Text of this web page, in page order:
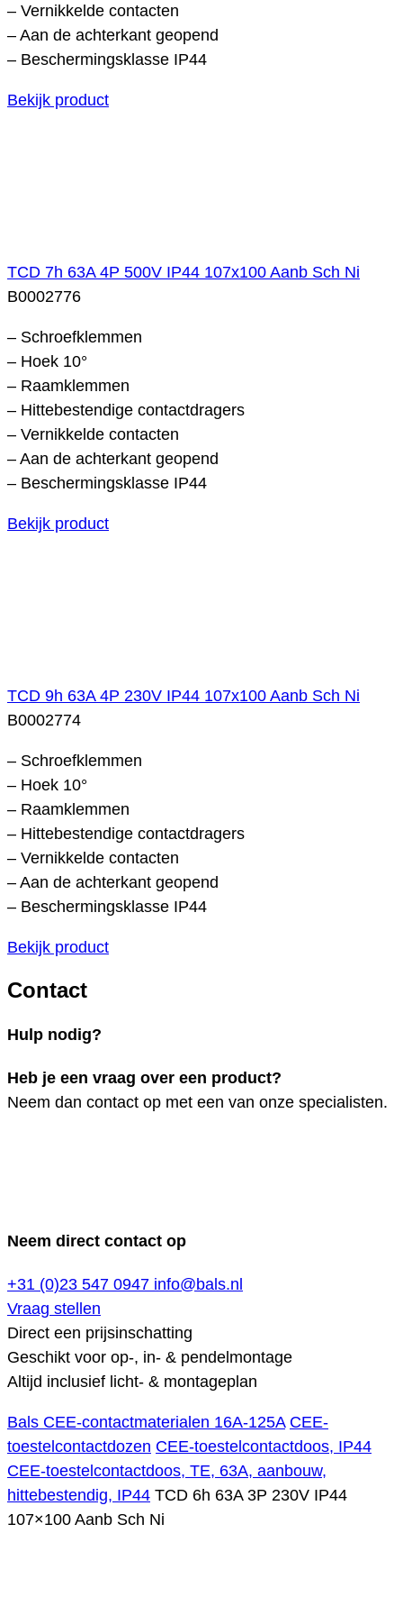
– Vernikkelde contacten
– Aan de achterkant geopend
– Beschermingsklasse IP44
Bekijk product
TCD 7h 63A 4P 500V IP44 107x100 Aanb Sch Ni
B0002776
– Schroefklemmen
– Hoek 10°
– Raamklemmen
– Hittebestendige contactdragers
– Vernikkelde contacten
– Aan de achterkant geopend
– Beschermingsklasse IP44
Bekijk product
TCD 9h 63A 4P 230V IP44 107x100 Aanb Sch Ni
B0002774
– Schroefklemmen
– Hoek 10°
– Raamklemmen
– Hittebestendige contactdragers
– Vernikkelde contacten
– Aan de achterkant geopend
– Beschermingsklasse IP44
Bekijk product
Contact
Hulp nodig?
Heb je een vraag over een product?
Neem dan contact op met een van onze specialisten.
Neem direct contact op
+31 (0)23 547 0947 info@bals.nl
Vraag stellen
Direct een prijsinschatting
Geschikt voor op-, in- & pendelmontage
Altijd inclusief licht- & montageplan
Bals CEE-contactmaterialen 16A-125A CEE-
toestelcontactdozen CEE-toestelcontactdoos, IP44
CEE-toestelcontactdoos, TE, 63A, aanbouw,
hittebestendig, IP44 TCD 6h 63A 3P 230V IP44
107×100 Aanb Sch Ni